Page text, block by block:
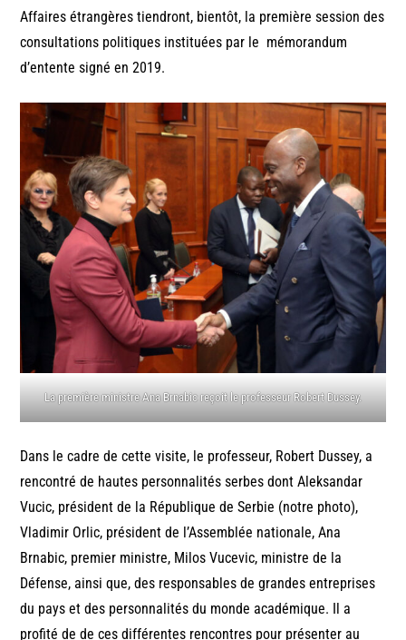
Affaires étrangères tiendront, bientôt, la première session des
consultations politiques instituées par le mémorandum
d’entente signé en 2019.
La première ministre Ana Brnabic reçoit le professeur Robert Dussey.
Dans le cadre de cette visite, le professeur, Robert Dussey, a
rencontré de hautes personnalités serbes dont Aleksandar
Vucic, président de la République de Serbie (notre photo),
Vladimir Orlic, président de l’Assemblée nationale, Ana
Brnabic, premier ministre, Milos Vucevic, ministre de la
Défense, ainsi que, des responsables de grandes entreprises
du pays et des personnalités du monde académique. Il a
profité de de ces différentes rencontres pour présenter au